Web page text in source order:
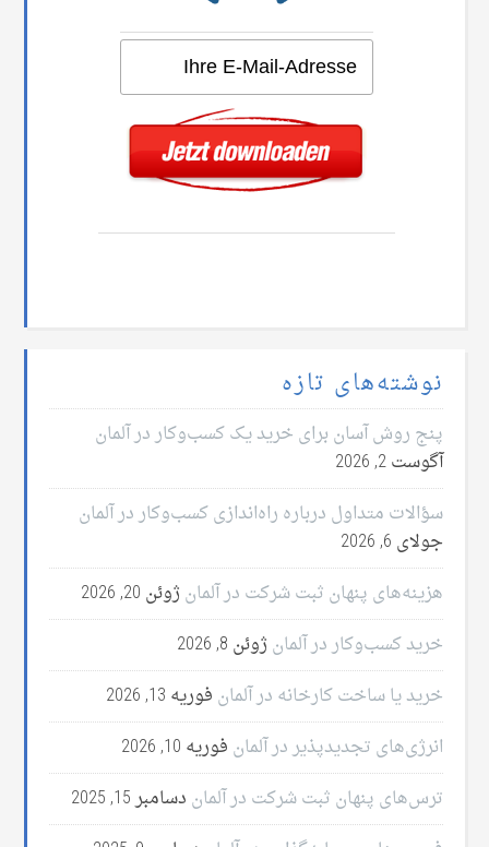
نوشته‌های تازه
پنج روش آسان برای خرید یک کسب‌وکار در آلمان
آگوست 2, 2026
سؤالات متداول درباره راه‌اندازی کسب‌وکار در آلمان
جولای 6, 2026
هزینه‌های پنهان ثبت شرکت در آلمان ژوئن 20, 2026
خرید کسب‌وکار در آلمان ژوئن 8, 2026
خرید یا ساخت کارخانه در آلمان فوریه 13, 2026
انرژی‌های تجدیدپذیر در آلمان فوریه 10, 2026
ترس‌های پنهان ثبت شرکت در آلمان دسامبر 15, 2025